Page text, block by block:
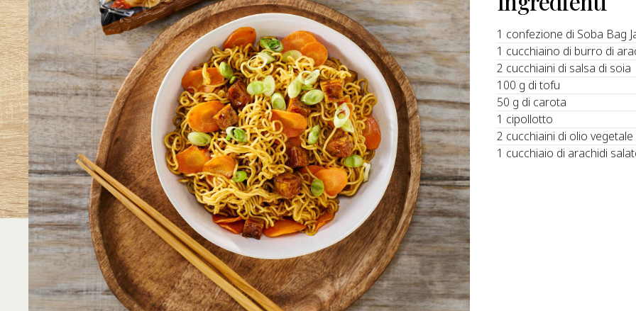
1 confezione di Soba Bag
1 cucchiaino di burro di
2 cucchiaini di salsa di soia
100 g di tofu
50 g di carota
1 cipollotto
2 cucchiaini di olio vegetale
1 cucchiaio di arachidi